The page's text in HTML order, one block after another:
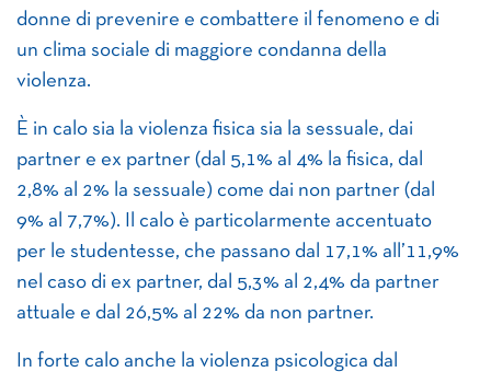
donne di prevenire e combattere il fenomeno e di
un clima sociale di maggiore condanna della
violenza.
È in calo sia la violenza fisica sia la sessuale, dai
partner e ex partner (dal 5,1% al 4% la fisica, dal
2,8% al 2% la sessuale) come dai non partner (dal
9% al 7,7%). Il calo è particolarmente accentuato
per le studentesse, che passano dal 17,1% all’11,9%
nel caso di ex partner, dal 5,3% al 2,4% da partner
attuale e dal 26,5% al 22% da non partner.
In forte calo anche la violenza psicologica dal